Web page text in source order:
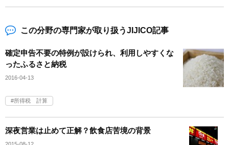
この分野の専門家が取り扱うJIJICO記事
確定申告不要の特例が設けられ、利用しやすくな
ったふるさと納税
2016-04-13
所得税 計算
深夜営業は止めて正解？飲食店苦境の背景